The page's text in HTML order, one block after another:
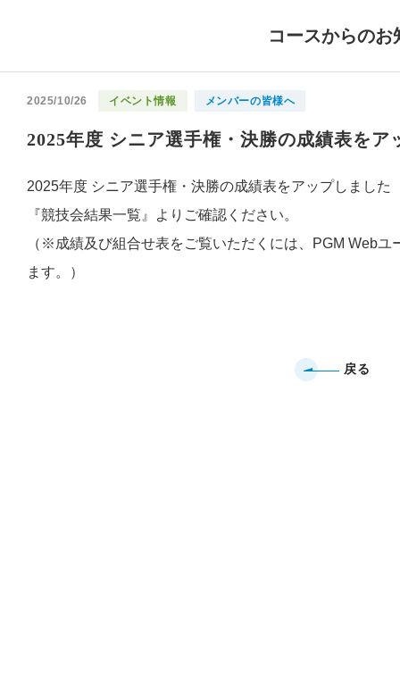
コースからのお
2025/10/26 イベント情報 メンバーの皆様へ
2025年度 シニア選手権・決勝の成績表をア
2025年度 シニア選手権・決勝の成績表をアップしました
『競技会結果一覧』よりご確認ください。
（※成績及び組合せ表をご覧いただくには、PGM Web
ます。）
戻る